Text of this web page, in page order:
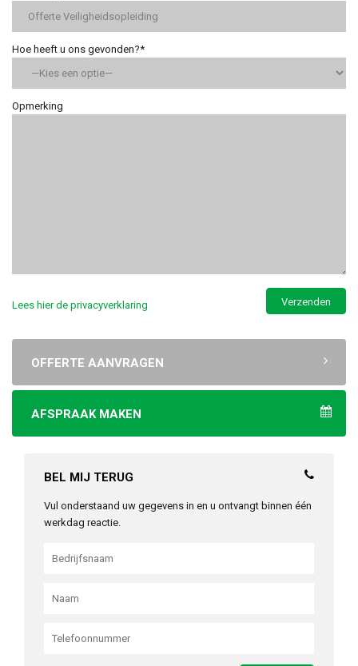
Hoe heeft u ons gevonden?*
Opmerking
Lees hier de privacyverklaring
OFFERTE AANVRAGEN
AFSPRAAK MAKEN
BEL MIJ TERUG
Vul onderstaand uw gegevens in en u ontvangt binnen één
werkdag reactie.